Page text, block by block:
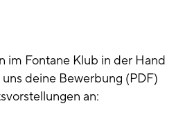
im Fontane Klub in der Hand
deine Bewerbung (PDF)
an: